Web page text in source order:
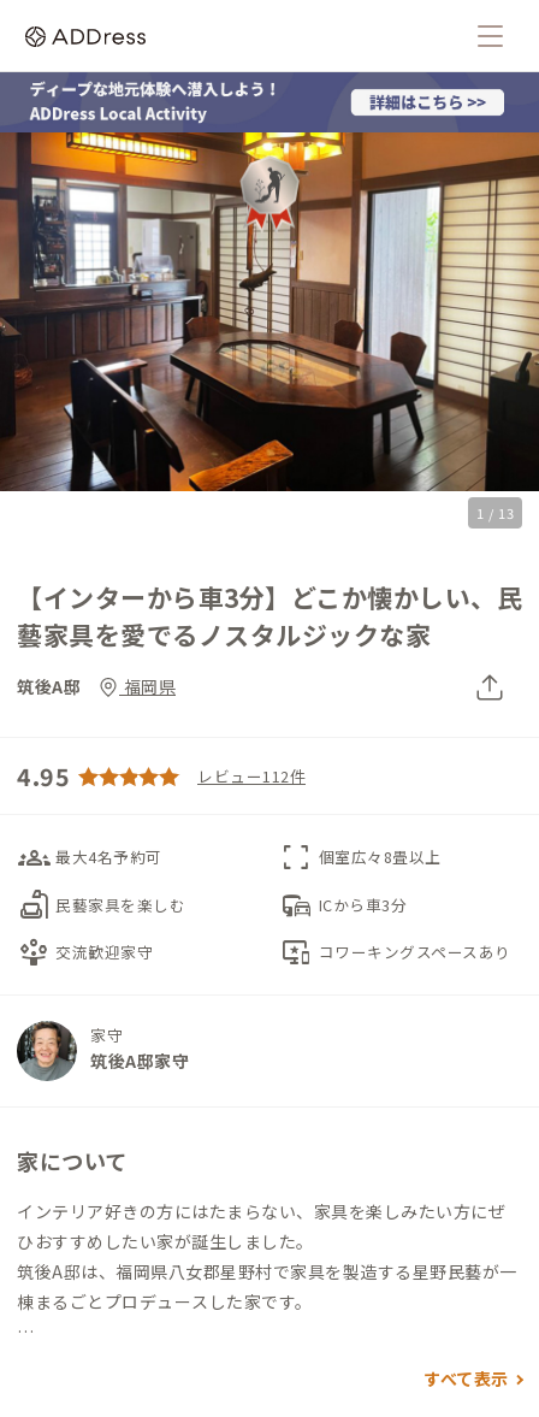
1 / 13
【インターから車3分】どこか懐かしい、民
藝家具を愛でるノスタルジックな家
筑後A邸 福岡県
4.95 レビュー112件
groups_3 最大4名予約可 fullscreen 個室広々8畳以上
scene 民藝家具を楽しむ commute ICから車3分
person_play 交流歓迎家守 important_devices コワーキングスペースあり
家守
筑後A邸家守
家について
インテリア好きの方にはたまらない、家具を楽しみたい方にぜ
ひおすすめしたい家が誕生しました。
筑後A邸は、福岡県八女郡星野村で家具を製造する星野民藝が一
棟まるごとプロデュースした家です。
て行い、独創的な形状の家具を製作している家具ブランド。木
すべて表示